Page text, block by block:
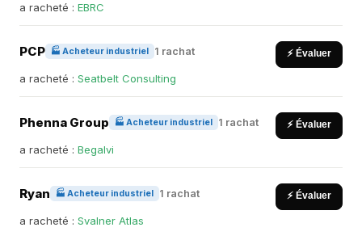
a racheté : EBRC
PCP 🏭 Acheteur industriel 1 rachat ⚡ Évaluer
a racheté : Seatbelt Consulting
Phenna Group 🏭 Acheteur industriel 1 rachat ⚡ Évaluer
a racheté : Begalvi
Ryan 🏭 Acheteur industriel 1 rachat ⚡ Évaluer
a racheté : Svalner Atlas